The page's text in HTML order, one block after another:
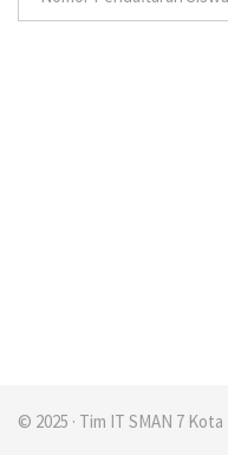
© 2025 · Tim IT SMAN 7